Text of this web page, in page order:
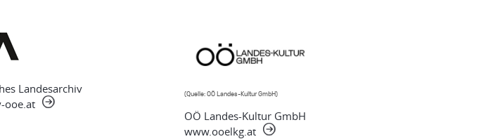
Landesarchiv
ooe.at
(Quelle: OÖ Landes-Kultur GmbH)
OÖ Landes-Kultur GmbH
www.ooelkg.at